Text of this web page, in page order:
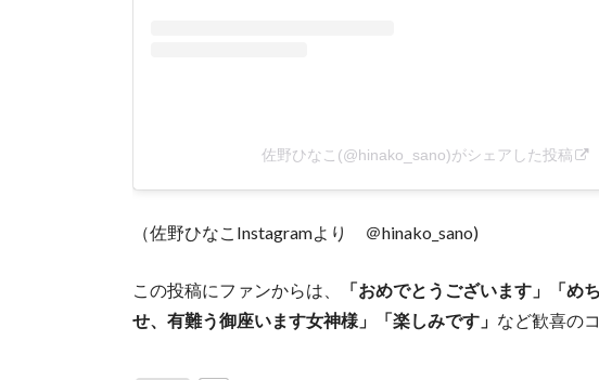
佐野ひなこ(@hinako_sano)がシェアした投稿
（佐野ひなこInstagramより ＠hinako_sano)
この投稿にファンからは、
「おめでとうございます」「め
せ、有難う御座います女神様」「楽しみです」 など歓喜の